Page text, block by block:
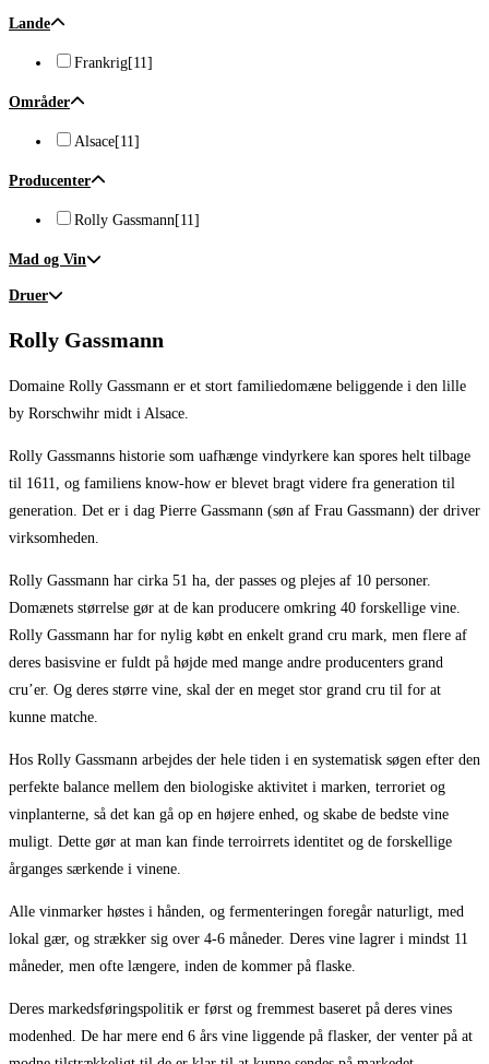
Lande
Frankrig[11]
Områder
Alsace[11]
Producenter
Rolly Gassmann[11]
Mad og Vin
Druer
Rolly Gassmann
Domaine Rolly Gassmann er et stort familiedomæne beliggende i den lille
by Rorschwihr midt i Alsace.
Rolly Gassmanns historie som uafhænge vindyrkere kan spores helt tilbage
til 1611, og familiens know-how er blevet bragt videre fra generation til
generation. Det er i dag Pierre Gassmann (søn af Frau Gassmann) der driver
virksomheden.
Rolly Gassmann har cirka 51 ha, der passes og plejes af 10 personer.
Domænets størrelse gør at de kan producere omkring 40 forskellige vine.
Rolly Gassmann har for nylig købt en enkelt grand cru mark, men flere af
deres basisvine er fuldt på højde med mange andre producenters grand
cru’er. Og deres større vine, skal der en meget stor grand cru til for at
kunne matche.
Hos Rolly Gassmann arbejdes der hele tiden i en systematisk søgen efter den
perfekte balance mellem den biologiske aktivitet i marken, terroriet og
vinplanterne, så det kan gå op en højere enhed, og skabe de bedste vine
muligt. Dette gør at man kan finde terroirrets identitet og de forskellige
årganges særkende i vinene.
Alle vinmarker høstes i hånden, og fermenteringen foregår naturligt, med
lokal gær, og strækker sig over 4-6 måneder. Deres vine lagrer i mindst 11
måneder, men ofte længere, inden de kommer på flaske.
Deres markedsføringspolitik er først og fremmest baseret på deres vines
modenhed. De har mere end 6 års vine liggende på flasker, der venter på at